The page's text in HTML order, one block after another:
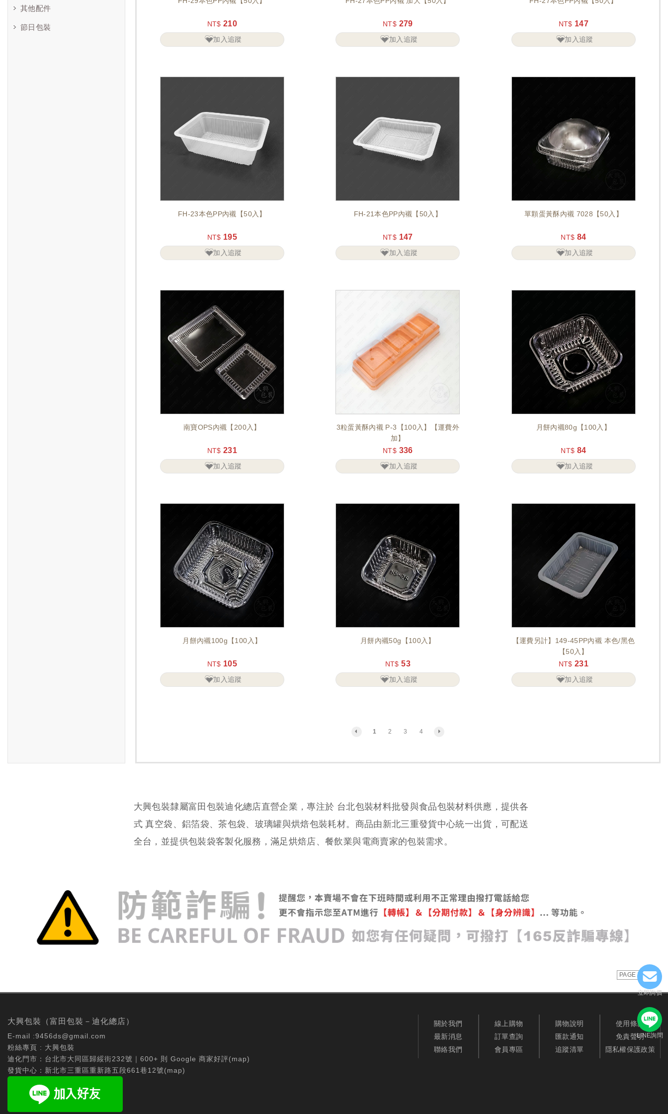
立即詢價
LINE詢問
其他配件
節日包裝 NT$ 210
加入追蹤
NT$ 279
加入追蹤
NT$ 147
加入追蹤
FH-23本色PP內襯【50入】
NT$ 195
加入追蹤
FH-21本色PP內襯【50入】
NT$ 147
加入追蹤
單顆蛋黃酥內襯 7028【50入】
NT$ 84
加入追蹤
南寶OPS內襯【200入】
NT$ 231
加入追蹤
3粒蛋黃酥內襯 P-3【100入】【運費外
加】
NT$ 336
加入追蹤
月餅內襯80g【100入】
NT$ 84
加入追蹤
月餅內襯100g【100入】
NT$ 105
加入追蹤
月餅內襯50g【100入】
NT$ 53
加入追蹤
【運費另計】149-45PP內襯 本色/黑色
【50入】
NT$ 231
加入追蹤
1 2 3 4
大興包裝隸屬富田包裝迪化總店直營企業，專注於 台北包裝材料批發與食品包裝材料供應，提供各
式 真空袋、鋁箔袋、茶包袋、玻璃罐與烘焙包裝耗材。商品由新北三重發貨中心統一出貨，可配送
全台，並提供包裝袋客製化服務，滿足烘焙店、餐飲業與電商賣家的包裝需求。
PAGE TOP
大興包裝（富田包裝－迪化總店）
E-mail :9456ds@gmail.com
粉絲專頁 : 大興包裝
迪化門市：台北市大同區歸綏街232號｜600+ 則 Google 商家好評(map)
發貨中心：新北市三重區重新路五段661巷12號(map)
關於我們
最新消息
聯絡我們
線上購物
訂單查詢
會員專區
購物說明
匯款通知
追蹤清單
使用條款
免責聲明
隱私權保護政策